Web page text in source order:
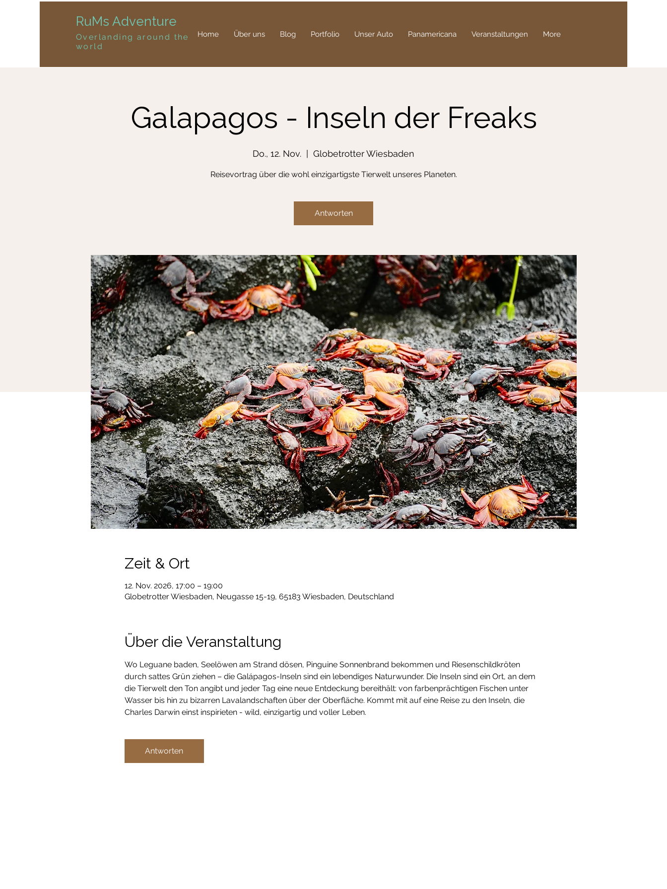
RuMs Adventure
Overlanding around the
world
Home Über uns Blog Portfolio Unser Auto Panamericana Veranstaltungen More
Galapagos - Inseln der Freaks
Do., 12. Nov. Globetrotter Wiesbaden
Reisevortrag über die wohl einzigartigste Tierwelt unseres Planeten.
Antworten
Zeit & Ort
12. Nov. 2026, 17:00 – 19:00
Globetrotter Wiesbaden, Neugasse 15-19, 65183 Wiesbaden, Deutschland
Über die Veranstaltung
Wo Leguane baden, Seelöwen am Strand dösen, Pinguine Sonnenbrand bekommen und Riesenschildkröten
durch sattes Grün ziehen – die Galápagos-Inseln sind ein lebendiges Naturwunder. Die Inseln sind ein Ort, an dem
die Tierwelt den Ton angibt und jeder Tag eine neue Entdeckung bereithält: von farbenprächtigen Fischen unter
Wasser bis hin zu bizarren Lavalandschaften über der Oberfläche. Kommt mit auf eine Reise zu den Inseln, die
Charles Darwin einst inspirieten - wild, einzigartig und voller Leben.
Antworten